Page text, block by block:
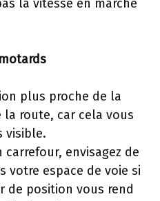
la vitesse en marche
plus proche de la
la route, car cela vous
visible.
carrefour, envisagez de
votre espace de voie si
de position vous rend